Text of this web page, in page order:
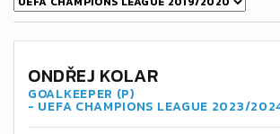
ONDŘEJ KOLAR
GOALKEEPER (P)
- UEFA CHAMPIONS LEAGUE 2023/